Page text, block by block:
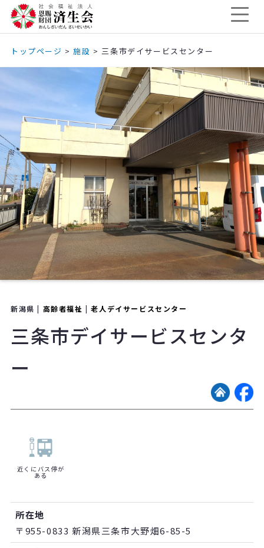
トップページ >施設 >三条市デイサービスセンター
新潟県 | 高齢者福祉 |老人デイサービスセンター
三条市デイサービスセンタ
ー
近くにバス停が
ある
所在地
〒955-0833 新潟県三条市大野畑6-85-5